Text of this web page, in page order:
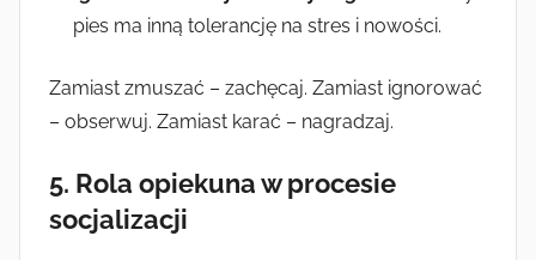
pies ma inną tolerancję na stres i nowości.
Zamiast zmuszać – zachęcaj. Zamiast ignorować
– obserwuj. Zamiast karać – nagradzaj.
5. Rola opiekuna w procesie
socjalizacji